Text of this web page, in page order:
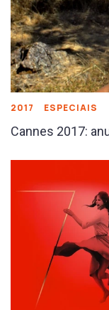
2017 ESPECIAIS
Cannes 2017: